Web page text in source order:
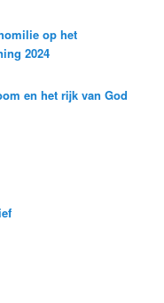
op het
2024
en het rijk van God